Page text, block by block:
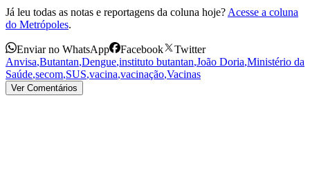
Já leu todas as notas e reportagens da coluna hoje? Acesse a coluna
do Metrópoles.
Enviar no WhatsApp Facebook
Twitter
Anvisa,Butantan,Dengue,instituto butantan,João Doria,Ministério da
Saúde,secom,SUS,vacina,vacinação,Vacinas
Ver Comentários